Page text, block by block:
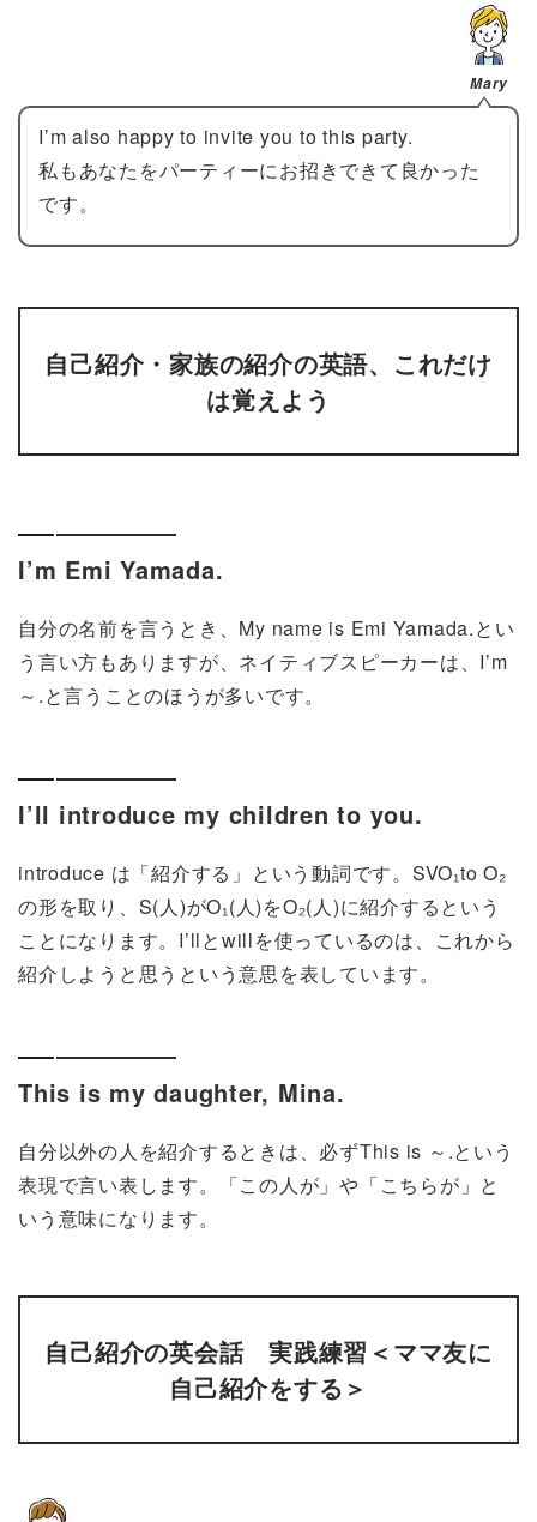
Mary
I’m also happy to invite you to this party.
私もあなたをパーティーにお招きできて良かった
です。
自己紹介・家族の紹介の英語、これだけ
は覚えよう
I’m Emi Yamada.
自分の名前を言うとき、My name is Emi Yamada.とい
う言い方もありますが、ネイティブスピーカーは、I’m
～.と言うことのほうが多いです。
I’ll introduce my children to you.
introduce は「紹介する」という動詞です。SVO₁to O₂
の形を取り、S(人)がO₁(人)をO₂(人)に紹介するという
ことになります。I’llとwillを使っているのは、これから
紹介しようと思うという意思を表しています。
This is my daughter, Mina.
自分以外の人を紹介するときは、必ずThis is ～.という
表現で言い表します。「この人が」や「こちらが」と
いう意味になります。
自己紹介の英会話 実践練習＜ママ友に
自己紹介をする＞